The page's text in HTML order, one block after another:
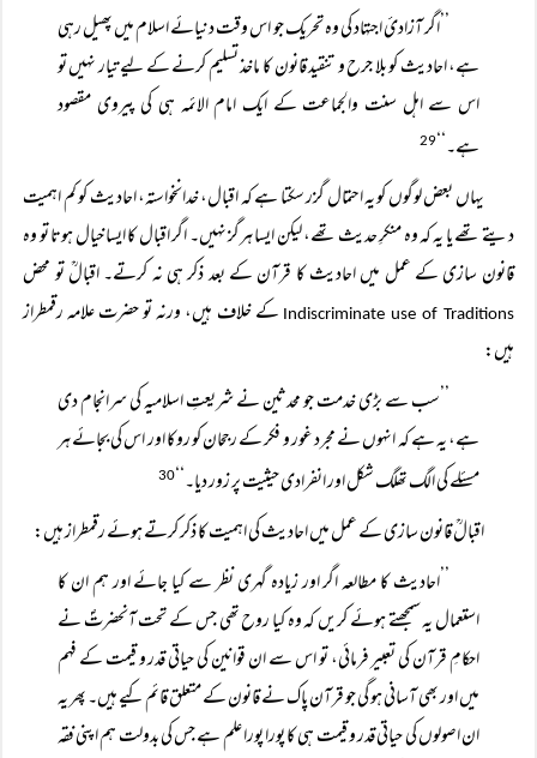
’’اگر آزادیٔ اجتہاد کی وہ تحریک جو اس وقت دنیائے اسلام میں پھیل رہی
ہے، احادیث کو بلا جرح و تنقید قانون کا ماخذ تسلیم کرنے کے لیے تیار نہیں تو
اس سے اہل سنت والجماعت کے ایک امام الائمہ ہی کی پیروی مقصود
ہے۔‘‘
29
یہاں بعض لوگوں کو یہ احتمال گزر سکتا ہے کہ اقبال، خدانخواستہ، احادیث کو کم اہمیت
دیتے تھے یا یہ کہ وہ منکرِ حدیث تھے، لیکن ایسا ہرگز نہیں۔ اگر اقبال کا ایسا خیال ہوتا تو وہ
قانون سازی کے عمل میں احادیث کا قرآن کے بعد ذکر ہی نہ کرتے۔ اقبالؒ تو محض
Indiscriminate use of Traditions کے خلاف ہیں، ورنہ تو حضرت علامہ رقمطراز
ہیں:
’’سب سے بڑی خدمت جو محدثین نے شریعتِ اسلامیہ کی سرانجام دی
ہے، یہ ہے کہ انہوں نے مجرد غور و فکر کے رجحان کو روکا اور اس کی بجائے ہر
مسئلے کی الگ تھلگ شکل اور انفرادی حیثیت پر زور دیا۔‘‘
30
اقبالؒ قانون سازی کے عمل میں احادیث کی اہمیت کا ذکر کرتے ہوئے رقمطراز ہیں:
’’احادیث کا مطالعہ اگر اور زیادہ گہری نظر سے کیا جائے اور ہم ان کا
استعمال یہ سمجھتے ہوئے کریں کہ وہ کیا روح تھی جس کے تحت آنحضرتؐ نے
احکامِ قرآن کی تعبیر فرمائی، تو اس سے ان قوانین کی حیاتی قدر و قیمت کے فہم
میں اور بھی آسانی ہو گی جو قرآن پاک نے قانون کے متعلق قائم کیے ہیں۔ پھر یہ
ان اصولوں کی حیاتی قدر و قیمت ہی کا پورا پورا علم ہے جس کی بدولت ہم اپنی فقہ